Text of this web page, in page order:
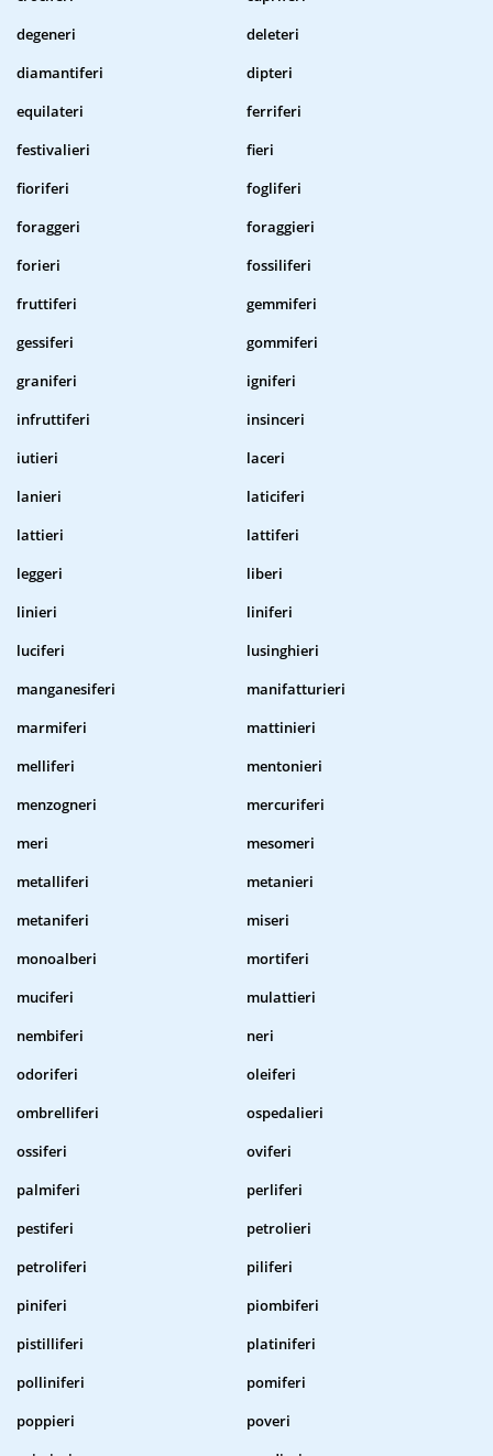
degeneri
deleteri
diamantiferi
dipteri
equilateri
ferriferi
festivalieri
fieri
fioriferi
fogliferi
foraggeri
foraggieri
forieri
fossiliferi
fruttiferi
gemmiferi
gessiferi
gommiferi
graniferi
igniferi
infruttiferi
insinceri
iutieri
laceri
lanieri
laticiferi
lattieri
lattiferi
leggeri
liberi
linieri
liniferi
luciferi
lusinghieri
manganesiferi
manifatturieri
marmiferi
mattinieri
melliferi
mentonieri
menzogneri
mercuriferi
meri
mesomeri
metalliferi
metanieri
metaniferi
miseri
monoalberi
mortiferi
muciferi
mulattieri
nembiferi
neri
odoriferi
oleiferi
ombrelliferi
ospedalieri
ossiferi
oviferi
palmiferi
perliferi
pestiferi
petrolieri
petroliferi
piliferi
piniferi
piombiferi
pistilliferi
platiniferi
polliniferi
pomiferi
poppieri
poveri